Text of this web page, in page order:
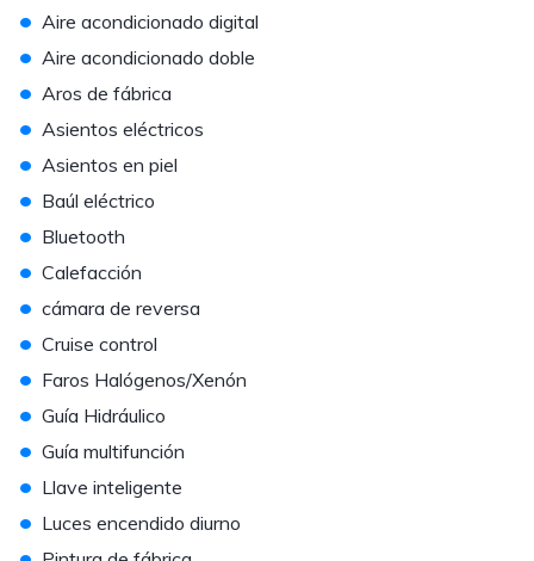
• Aire acondicionado digital
• Aire acondicionado doble
• Aros de fábrica
• Asientos eléctricos
• Asientos en piel
• Baúl eléctrico
• Bluetooth
• Calefacción
• cámara de reversa
• Cruise control
• Faros Halógenos/Xenón
• Guía Hidráulico
• Guía multifunción
• Llave inteligente
• Luces encendido diurno